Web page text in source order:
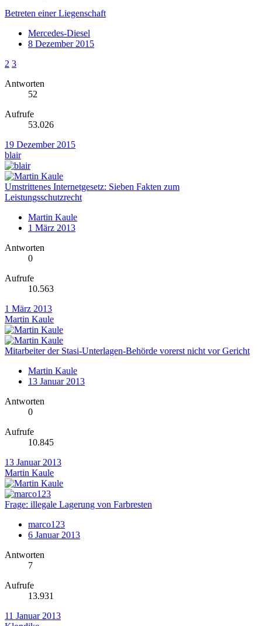
Betreten einer Liegenschaft
Mercedes-Diesel
8 Dezember 2015
2 3
Antworten
52
Aufrufe
53.026
19 Dezember 2015
blair
Umstrittenes Internetgesetz: Sieben Fakten zum
Leistungsschutzrecht
Martin Kaule
1 März 2013
Antworten
0
Aufrufe
10.563
1 März 2013
Martin Kaule
Mitarbeiter der Stasi-Unterlagen-Behörde vorerst nicht vor Gericht
Martin Kaule
13 Januar 2013
Antworten
0
Aufrufe
10.845
13 Januar 2013
Martin Kaule
Frage: illegale Lagerung von Farbresten
marco123
6 Januar 2013
Antworten
7
Aufrufe
13.931
11 Januar 2013